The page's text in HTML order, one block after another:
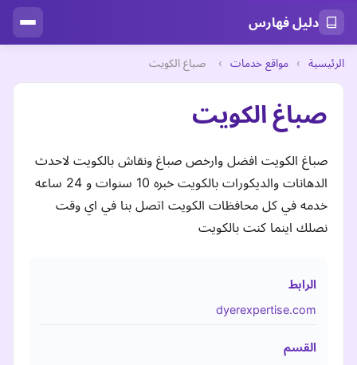
دليل فهارس
الرئيسية › مواقع خدمات › صباغ الكويت
صباغ الكويت
صباغ الكويت افضل وارخص صباغ ونقاش بالكويت لاحدث
الدهانات والديكورات بالكويت خبره 10 سنوات و 24 ساعه
خدمه في كل محافظات الكويت اتصل بنا في اي وقت
نصلك اينما كنت بالكويت
الرابط
dyerexpertise.com
القسم